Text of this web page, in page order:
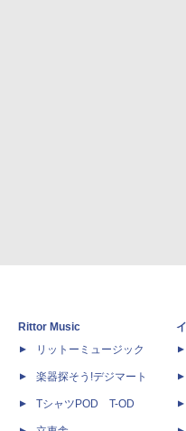
Rittor Music
リットーミュージック
楽器探そう!デジマート
TシャツPOD T-OD